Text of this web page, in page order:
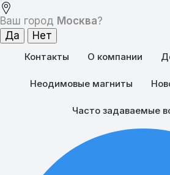
Ваш город Москва?
Контакты О компании
Неодимовые магниты
Часто задаваемые